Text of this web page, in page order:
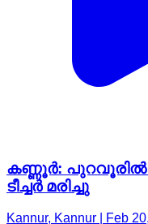
കണ്ണൂർ: പുറവൂരിൽ
ടീച്ചർ മരിച്ചു
Kannur, Kannur | Feb